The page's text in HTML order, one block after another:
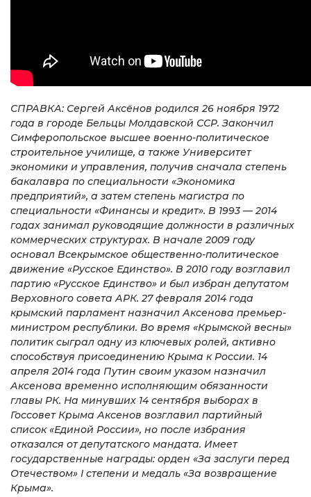
СПРАВКА: Сергей Аксёнов родился 26 ноября 1972
года в городе Бельцы Молдавской ССР. Закончил
Симферопольское высшее военно-политическое
строительное училище, а также Университет
экономики и управления, получив сначала степень
бакалавра по специальности «Экономика
предприятий», а затем степень магистра по
специальности «Финансы и кредит». В 1993 — 2014
годах занимал руководящие должности в различных
коммерческих структурах. В начале 2009 году
основал Всекрымское общественно-политическое
движение «Русское Единство». В 2010 году возглавил
партию «Русское Единство» и был избран депутатом
Верховного совета АРК. 27 февраля 2014 года
крымский парламент назначил Аксенова премьер-
министром республики. Во время «Крымской весны»
политик сыграл одну из ключевых ролей, активно
способствуя присоединению Крыма к России. 14
апреля 2014 года Путин своим указом назначил
Аксенова временно исполняющим обязанности
главы РК. На минувших 14 сентября выборах в
Госсовет Крыма Аксенов возглавил партийный
список «Единой России», но после избрания
отказался от депутатского мандата. Имеет
государственные награды: орден «За заслуги перед
Отечеством» I степени и медаль «За возвращение
Крыма».